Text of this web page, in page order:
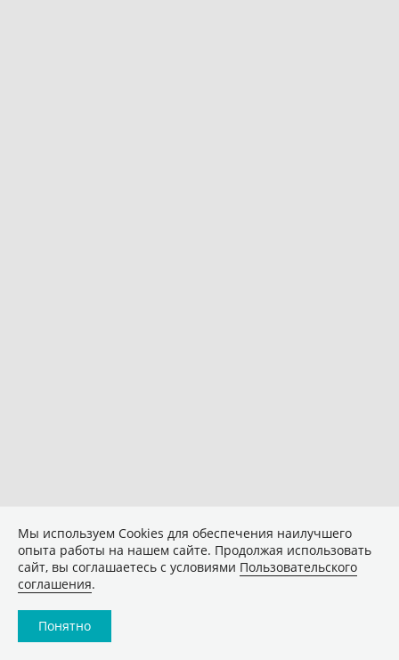
Мы используем Сookies для обеспечения наилучшего
опыта работы на нашем сайте. Продолжая использовать
сайт, вы соглашаетесь с условиями Пользовательского
соглашения.
Понятно